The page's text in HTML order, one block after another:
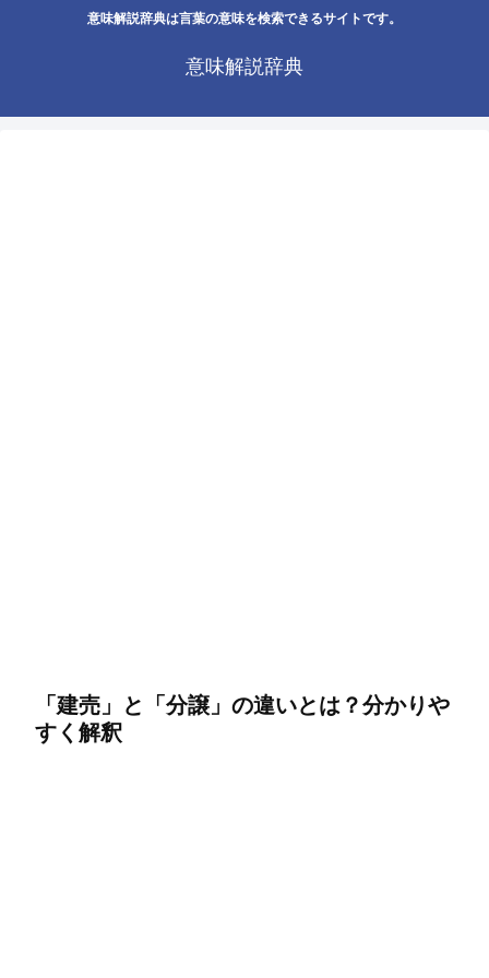
意味解説辞典は言葉の意味を検索できるサイトです。
意味解説辞典
「建売」と「分譲」の違いとは？分かりや
すく解釈